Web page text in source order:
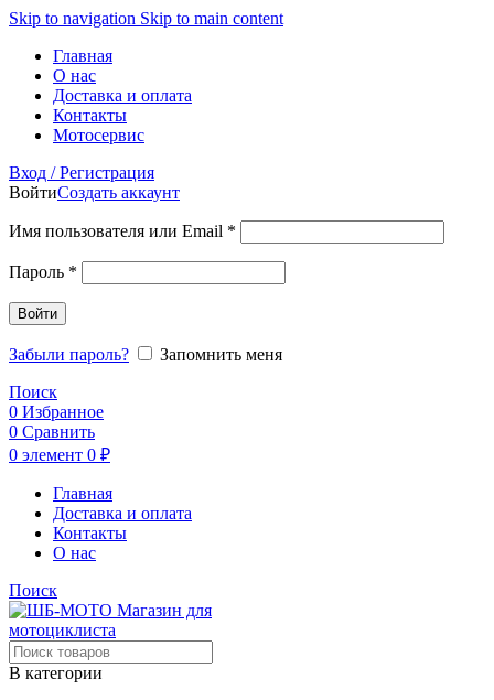
Skip to navigation Skip to main content
Главная
О нас
Доставка и оплата
Контакты
Мотосервис
Вход / Регистрация
ВойтиСоздать аккаунт
Имя пользователя или Email *
Пароль *
Войти
Забыли пароль?
Запомнить меня
Поиск
0 Избранное
0 Сравнить
0 элемент 0 ₽
Главная
Доставка и оплата
Контакты
О нас
Поиск
В категории